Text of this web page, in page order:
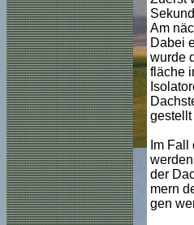
Am
Dabei
wurde
fläche
gestellt
Im
der
mern
gen